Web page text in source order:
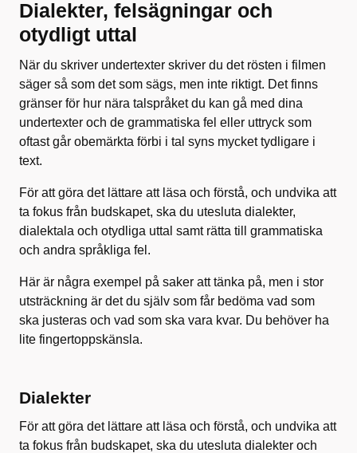
Dialekter, felsägningar och
otydligt uttal
När du skriver undertexter skriver du det rösten i filmen
säger så som det som sägs, men inte riktigt. Det finns
gränser för hur nära talspråket du kan gå med dina
undertexter och de grammatiska fel eller uttryck som
oftast går obemärkta förbi i tal syns mycket tydligare i
text.
För att göra det lättare att läsa och förstå, och undvika att
ta fokus från budskapet, ska du utesluta dialekter,
dialektala och otydliga uttal samt rätta till grammatiska
och andra språkliga fel.
Här är några exempel på saker att tänka på, men i stor
utsträckning är det du själv som får bedöma vad som
ska justeras och vad som ska vara kvar. Du behöver ha
lite fingertoppskänsla.
Dialekter
För att göra det lättare att läsa och förstå, och undvika att
ta fokus från budskapet, ska du utesluta dialekter och